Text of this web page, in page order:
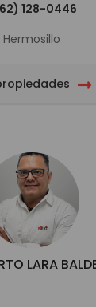
128-0446
Hermosillo
LARA